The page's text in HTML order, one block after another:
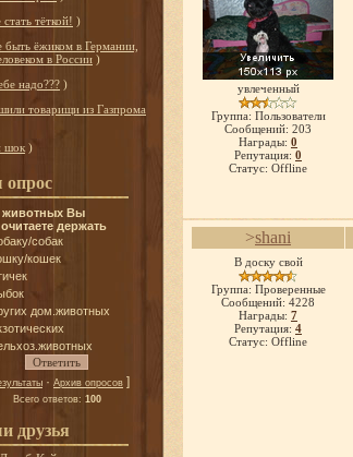
тёткой! )
быть ёжиком в Германии,
в России )
надо??? )
товарищи из Газпрома
шок )
животных Вы
держать
собак
кошек
дом.животных
· Архив опросов ]
Всего ответов: 100
друзья
увлеченный
Группа: Пользователи
Сообщений: 203
Награды: 0
Репутация: 0
Статус: Offline
>shani
В доску свой
Группа: Проверенные
Сообщений: 4228
Награды: 7
Репутация: 4
Статус: Offline